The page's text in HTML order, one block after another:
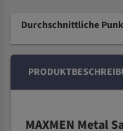
Durchschnittliche
MAXMEN Metal